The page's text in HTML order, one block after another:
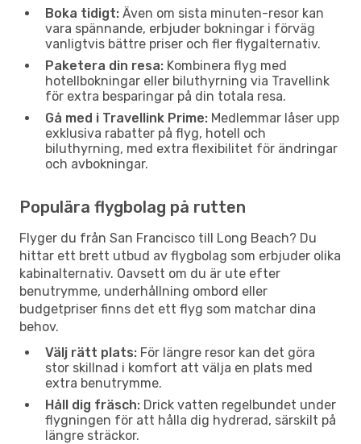
Boka tidigt: Även om sista minuten-resor kan
vara spännande, erbjuder bokningar i förväg
vanligtvis bättre priser och fler flygalternativ.
Paketera din resa: Kombinera flyg med
hotellbokningar eller biluthyrning via Travellink
för extra besparingar på din totala resa.
Gå med i Travellink Prime: Medlemmar låser upp
exklusiva rabatter på flyg, hotell och
biluthyrning, med extra flexibilitet för ändringar
och avbokningar.
Populära flygbolag på rutten
Flyger du från San Francisco till Long Beach? Du
hittar ett brett utbud av flygbolag som erbjuder olika
kabinalternativ. Oavsett om du är ute efter
benutrymme, underhållning ombord eller
budgetpriser finns det ett flyg som matchar dina
behov.
Välj rätt plats: För längre resor kan det göra
stor skillnad i komfort att välja en plats med
extra benutrymme.
Håll dig fräsch: Drick vatten regelbundet under
flygningen för att hålla dig hydrerad, särskilt på
längre sträckor.